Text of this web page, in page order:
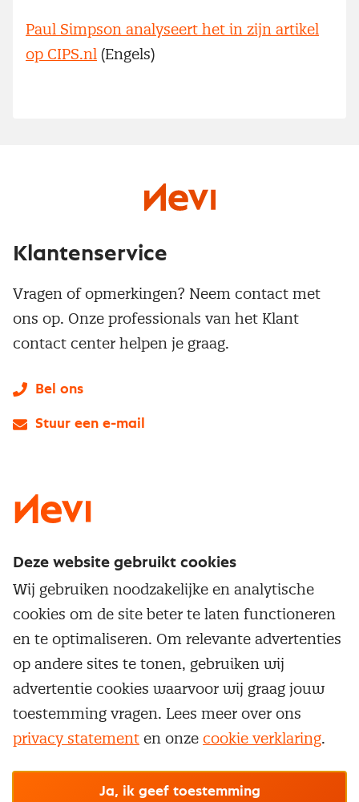
Paul Simpson analyseert het in zijn artikel
op CIPS.nl (Engels)
Service & contact
Over inkoop
Netwerk en communities
Aanmelden nieuwsbrief
Word lid van Nevi
Inkoop vacatures
Populaire thema's
Aanbesteden
Contractmanagement
Kostenmanagement
Onderhandelen
Supply management
Opleidingen en trainingen
Trainingen
Opleidingen
Maatwerk
Klantenservice
Vragen of opmerkingen? Neem contact met
ons op. Onze professionals van het Klant
contact center helpen je graag.
Bel ons
Stuur een e-mail
Cookievoorkeuren beherenOnzealgemene
© Nevi.nl
Deze website gebruikt cookies
Wij gebruiken noodzakelijke en analytische
cookies om de site beter te laten functioneren
en te optimaliseren. Om relevante advertenties
op andere sites te tonen, gebruiken wij
advertentie cookies waarvoor wij graag jouw
toestemming vragen. Lees meer over ons
privacy statement en onze cookie verklaring.
Ja, ik geef toestemming